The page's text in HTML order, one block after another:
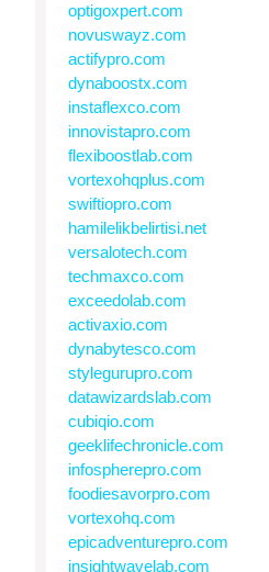
optigoxpert.com
novuswayz.com
actifypro.com
dynaboostx.com
instaflexco.com
innovistapro.com
flexiboostlab.com
vortexohqplus.com
swiftiopro.com
hamilelikbelirtisi.net
versalotech.com
techmaxco.com
exceedolab.com
activaxio.com
dynabytesco.com
stylegurupro.com
datawizardslab.com
cubiqio.com
geeklifechronicle.com
infospherepro.com
foodiesavorpro.com
vortexohq.com
epicadventurepro.com
insightwavelab.com